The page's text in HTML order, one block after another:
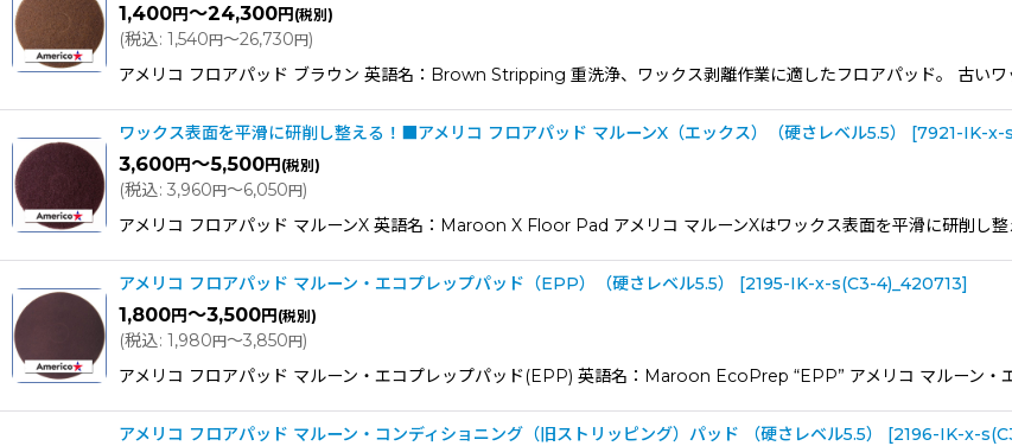
1,400円～24,300円 (税別)
(税込: 1,540円～26,730円)
アメリコ フロアパッド ブラウン 英語名：Brown Stripping 重洗浄、ワックス剥離作業に適したフロアパッド。 古い
ワックス表面を平滑に研削し整える！■アメリコ フロアパッド マルーンX（エックス）（硬さレベル5.5） [7921-IK-x-
3,600円～5,500円 (税別)
(税込: 3,960円～6,050円)
アメリコ フロアパッド マルーンX 英語名：Maroon X Floor Pad アメリコ マルーンXはワックス表面を平滑に研削し
アメリコ フロアパッド マルーン・エコプレップパッド（EPP）（硬さレベル5.5） [2195-IK-x-s(C3-4)_420713]
1,800円～3,500円 (税別)
(税込: 1,980円～3,850円)
アメリコ フロアパッド マルーン・エコプレップパッド(EPP) 英語名：Maroon EcoPrep “EPP” アメリコ マルーン
アメリコ フロアパッド マルーン・コンディショニング（旧ストリッピング）パッド （硬さレベル5.5） [2196-IK-x-